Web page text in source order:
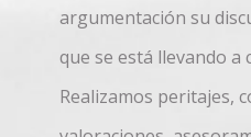
argumentación su
que se está llevando a
Realizamos peritajes,